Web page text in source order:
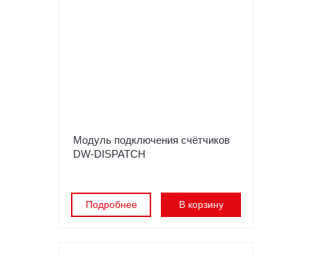
Модуль подключения счётчиков
DW-DISPATCH
Подробнее В корзину